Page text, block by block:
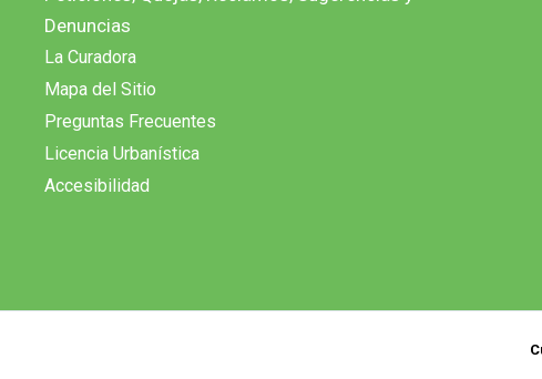
Denuncias
La Curadora
Mapa del Sitio
Preguntas Frecuentes
Licencia Urbanística
Accesibilidad